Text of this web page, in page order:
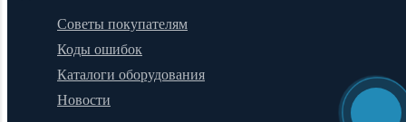
Советы покупателям
Коды ошибок
Каталоги оборудования
Новости